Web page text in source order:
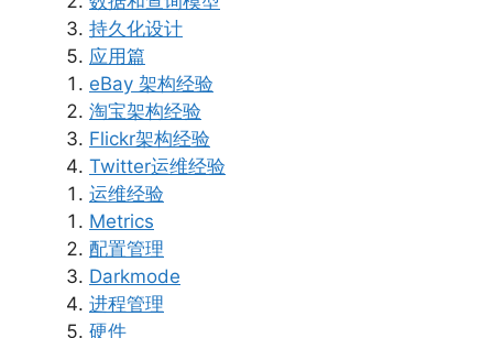
持久化设计
应用篇
eBay 架构经验
淘宝架构经验
Flickr架构经验
Twitter运维经验
运维经验
Metrics
配置管理
Darkmode
进程管理
硬件